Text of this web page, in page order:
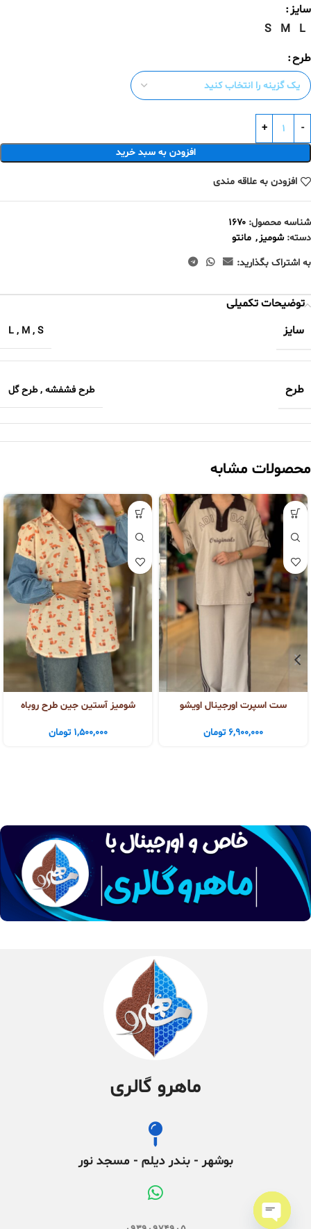
سایز
L
M
S
طرح
افزودن به سبد خرید
افزودن به علاقه مندی
شناسه محصول: ۱۶۷۰
دسته: شومیز, مانتو
به اشتراک بگذارید:
توضیحات تکمیلی
سایز
L , M , S
طرح طرح فشفشه ,طرح گل
محصولات مشابه
ست اسپرت اورجینال اویشو
6,900,000 تومان
شومیز آستین جین طرح روباه
1,500,000 تومان
ماهرو گالری
بوشهر - بندر دیلم - مسجد نور